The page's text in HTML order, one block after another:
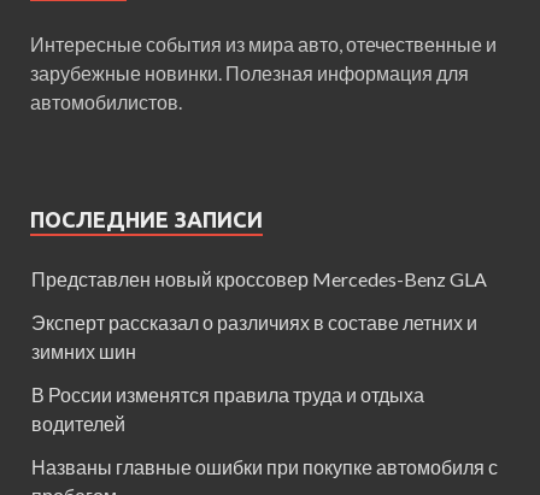
Интересные события из мира авто, отечественные и
зарубежные новинки. Полезная информация для
автомобилистов.
ПОСЛЕДНИЕ ЗАПИСИ
Представлен новый кроссовер Mercedes-Benz GLA
Эксперт рассказал о различиях в составе летних и
зимних шин
В России изменятся правила труда и отдыха
водителей
Названы главные ошибки при покупке автомобиля с